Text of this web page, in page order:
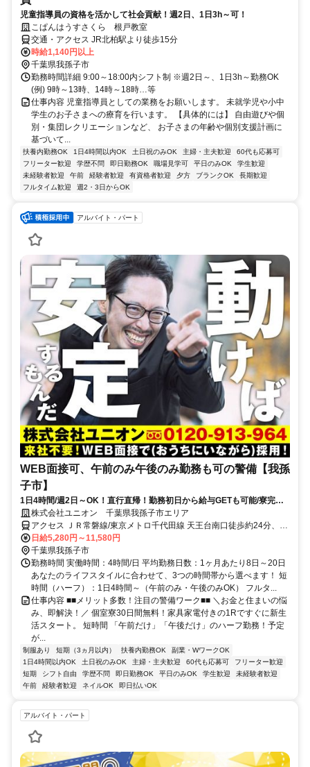
児童指導員の資格を活かして社会貢献！週2日、1日3h～可！
こぱんはうすさくら 根戸教室
交通・アクセス JR北柏駅より徒歩15分
時給1,140円以上
千葉県我孫子市
勤務時間詳細 9:00～18:00内シフト制 ※週2日～、1日3h～勤務OK
(例) 9時～13時、14時～18時…等
仕事内容 児童指導員としての業務をお願いします。 未就学児や小中
学生のお子さまへの療育を行います。 【具体的には】 自由遊びや個
別・集団レクリエーションなど、 お子さまの年齢や個別支援計画に
基づいて...
扶養内勤務OK 1日4時間以内OK 土日祝のみOK 主婦・主夫歓迎
60代も応募可
フリーター歓迎
学歴不問 即日勤務OK 職場見学可 平日のみOK
学生歓迎
未経験者歓迎
午前 経験者歓迎 有資格者歓迎 夕方 ブランクOK
長期歓迎
フルタイム歓迎
週2・3日からOK
アルバイト・パート
WEB面接可、午前のみ午後のみ勤務も可の警備【我孫
子市】
1日4時間/週2日～OK！直行直帰！勤務初日から給与GETも可能/寮完備
＆携帯貸与♪
株式会社ユニオン 千葉県我孫子市エリア
アクセス ＪＲ常磐線/東京メトロ千代田線 天王台南口徒歩約24分、Ｊ
Ｒ成田線 東我孫子南口徒歩約27分、ＪＲ常磐線 我孫子（千葉県）南
口徒歩約28分 千葉県我孫子市エリア（我孫子駅、天王台駅、東我孫
子駅、布佐駅、湖北駅、新木駅等）
日給5,280円～11,580円
千葉県我孫子市
勤務時間 実働時間：4時間/日 平均勤務日数：1ヶ月あたり8日～20日
あなたのライフスタイルに合わせて、3つの時間帯から選べます！ 短
時間（ハーフ）：1日4時間～（午前のみ・午後のみOK） フルタ...
仕事内容 ■■メリット多数！注目の警備ワーク■■ ＼お金と住まいの悩
み、即解決！／ 個室寮30日間無料！家具家電付きの1Rですぐに新生
活スタート。 短時間 「午前だけ」「午後だけ」のハーフ勤務！予定
が...
制服あり 短期（3ヵ月以内） 扶養内勤務OK
副業・WワークOK
1日4時間以内OK
土日祝のみOK 主婦・主夫歓迎 60代も応募可
フリーター歓迎
短期
シフト自由 学歴不問 即日勤務OK 平日のみOK 学生歓迎
未経験者歓迎
午前
経験者歓迎 ネイルOK 即日払いOK
アルバイト・パート